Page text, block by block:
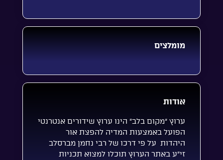
מומלצים
אודות
ערוץ “מקום בלב” הינו ערוץ שידורים אנטרנטי
הפועל באמצעות המדיה להפצת אור
היהדות על פי דרכו של רבי נחמן מברסלב
זי”ע באתר הערוץ תוכלו למצוא תכניות